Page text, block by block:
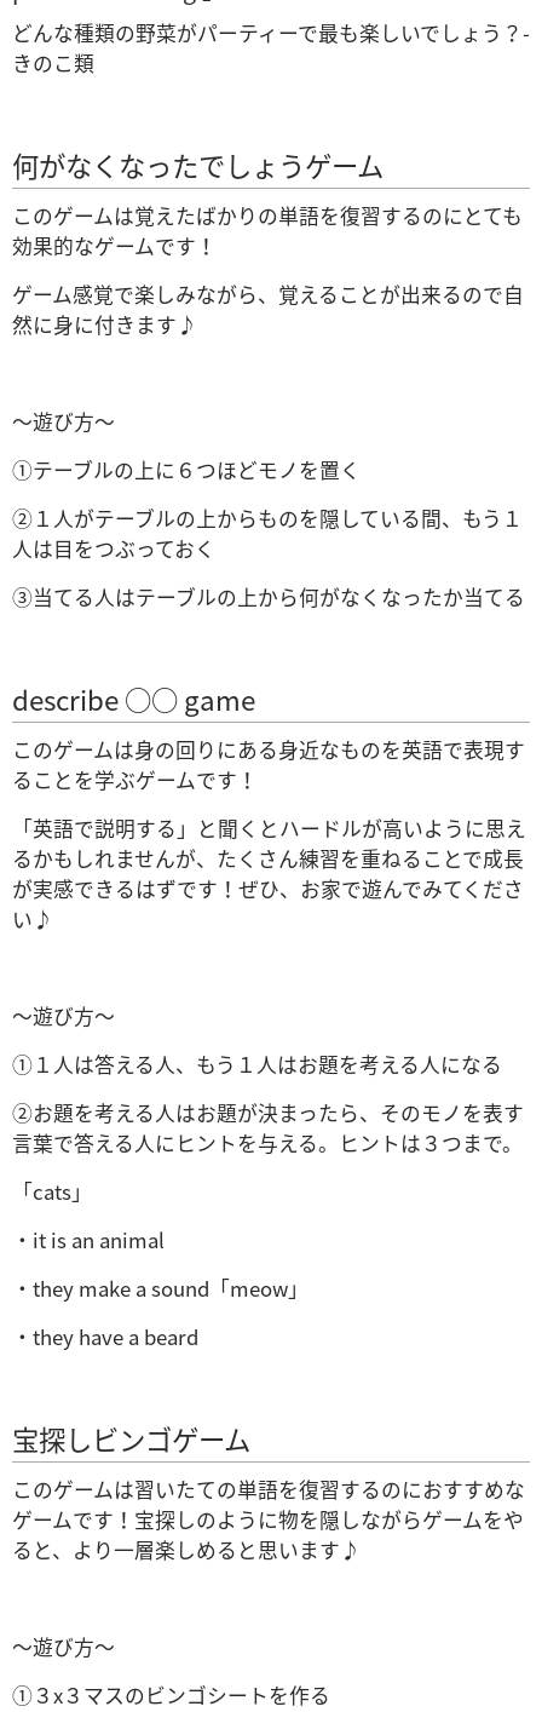
どんな種類の野菜がパーティーで最も楽しいでしょう？-
きのこ類
何がなくなったでしょうゲーム
このゲームは覚えたばかりの単語を復習するのにとても
効果的なゲームです！
ゲーム感覚で楽しみながら、覚えることが出来るので自
然に身に付きます♪
～遊び方～
①テーブルの上に６つほどモノを置く
②１人がテーブルの上からものを隠している間、もう１
人は目をつぶっておく
③当てる人はテーブルの上から何がなくなったか当てる
describe ○○ game
このゲームは身の回りにある身近なものを英語で表現す
ることを学ぶゲームです！
「英語で説明する」と聞くとハードルが高いように思え
るかもしれませんが、たくさん練習を重ねることで成長
が実感できるはずです！ぜひ、お家で遊んでみてくださ
い♪
～遊び方～
①１ 人は答える人、もう１人はお題を考える人になる
②お題を考える人はお題が決まったら、そのモノを表す
言葉で答える人にヒントを与える。ヒントは３つまで。
「cats」
・it is an animal
・they make a sound「meow」
・they have a beard
宝探しビンゴゲーム
このゲームは習いたての単語を復習するのにおすすめな
ゲームです！宝探しのように物を隠しながらゲームをや
ると、より一層楽しめると思います♪
～遊び方～
①３x３マスのビンゴシートを作る